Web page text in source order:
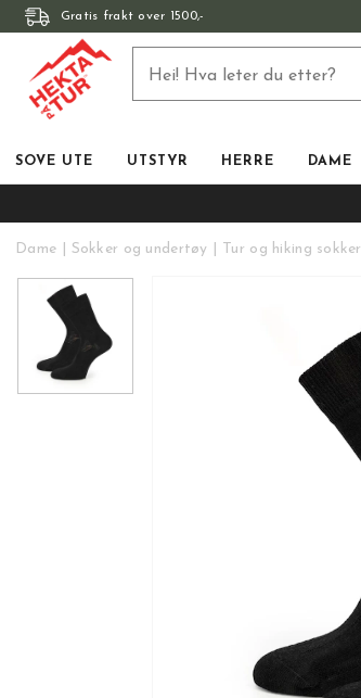
Gratis frakt over 1500,-
SOVE UTE UTSTYR HERRE DAME
Dame Sokker og undertøy Tur og hiking sokker